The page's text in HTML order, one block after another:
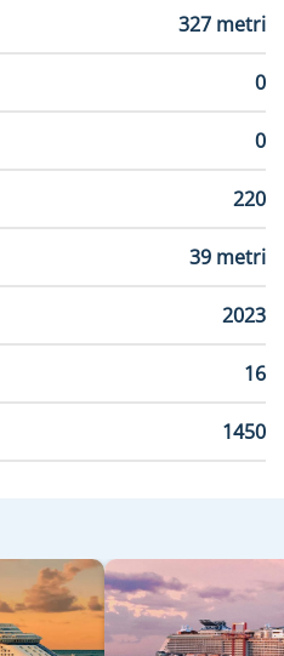
327 metri
0
0
220
39 metri
2023
16
1450